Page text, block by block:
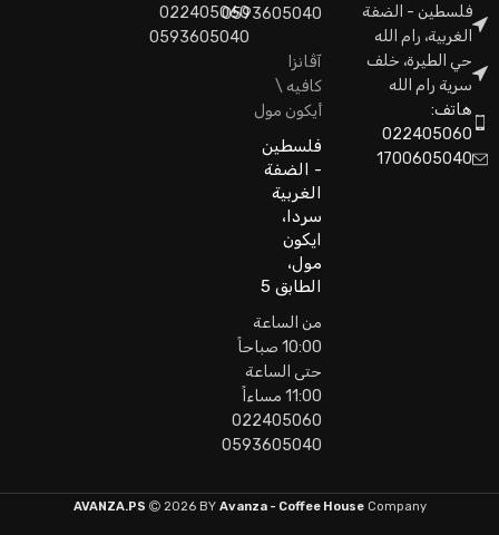
فلسطين - الضفة
الغربية، رام الله
حي الطيرة، خلف
سرية رام الله
هاتف:
022405060
1700605040
0593605040
022405060
0593605040
آڤانزا
كافيه \
أيكون مول
فلسطين
- الضفة
الغربية
سردا،
ايكون
مول،
الطابق 5
من الساعة
10:00 صباحاً
حتى الساعة
11:00 مساءاً
0593605040
AVANZA.PS 2026 BY Avanza - Coffee HouseCompany